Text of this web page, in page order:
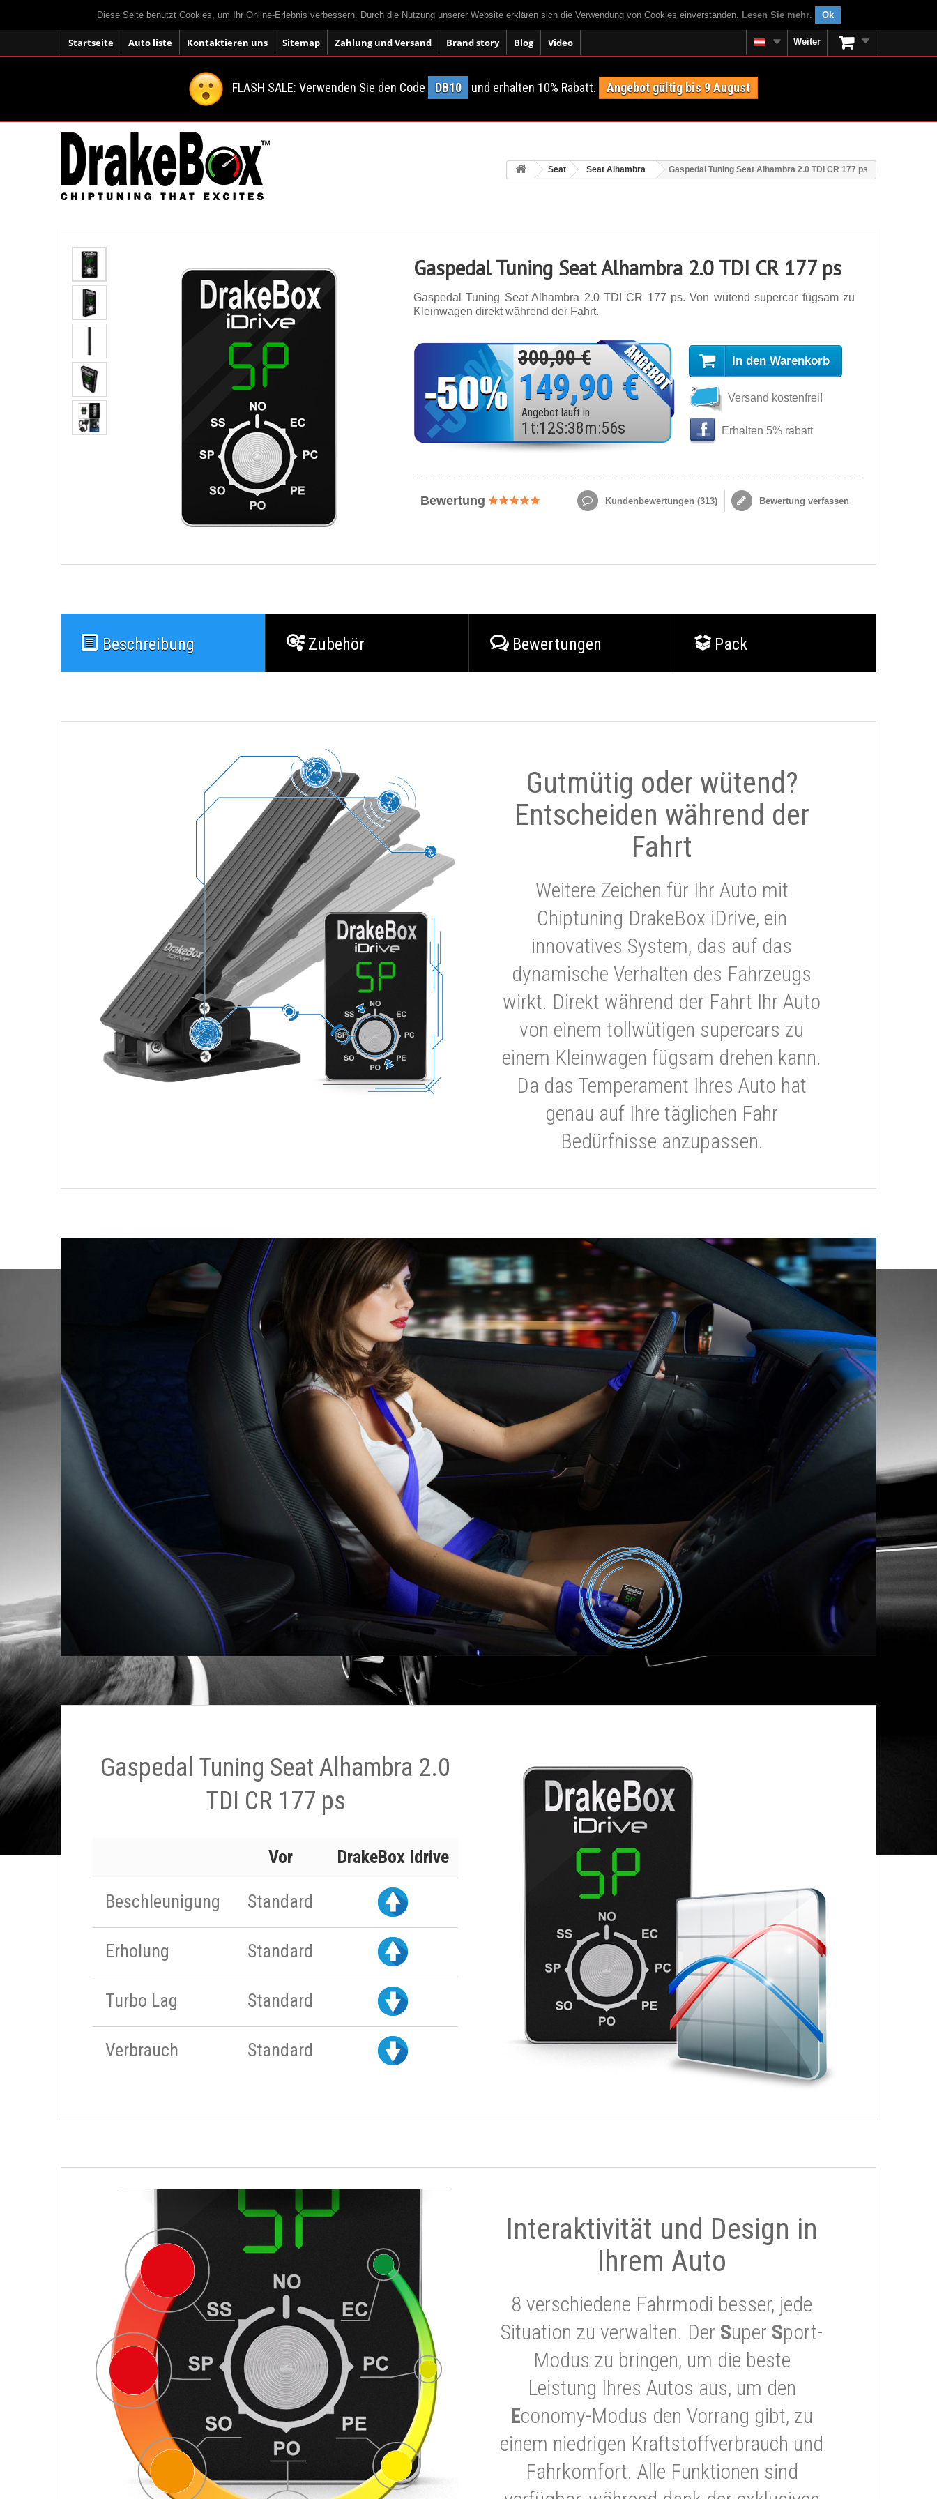
Diese Seite benutzt Cookies, um Ihr Online-Erlebnis verbessern. Durch die Nutzung unserer Website erklären sich die Verwendung von Cookies einverstanden. Lesen Sie mehr. Ok
Startseite Auto liste Kontaktieren uns Sitemap Zahlung und Versand Brand story Blog Video Weiter
FLASH SALE: Verwenden Sie den Code DB10 und erhalten 10% Rabatt. Angebot gültig bis 9 August
Seat Seat Alhambra Gaspedal Tuning Seat Alhambra 2.0 TDI CR 177 ps
Gaspedal Tuning Seat Alhambra 2.0 TDI CR 177 ps
Gaspedal Tuning Seat Alhambra 2.0 TDI CR 177 ps. Von wütend supercar fügsam zu
Kleinwagen direkt während der Fahrt.
300,00 €
149,90 €
Angebot läuft in
1 t:12S:38m:54s
In den Warenkorb
Versand kostenfrei!
Erhalten 5% rabatt
Bewertung Kundenbewertungen (313) Bewertung verfassen
Beschreibung Zubehör Bewertungen Pack
Gutmütig oder wütend?
Entscheiden während der
Fahrt
Weitere Zeichen für Ihr Auto mit
Chiptuning DrakeBox iDrive, ein
innovatives System, das auf das
dynamische Verhalten des Fahrzeugs
wirkt. Direkt während der Fahrt Ihr Auto
von einem tollwütigen supercars zu
einem Kleinwagen fügsam drehen kann.
Da das Temperament Ihres Auto hat
genau auf Ihre täglichen Fahr
Bedürfnisse anzupassen.
Gaspedal Tuning Seat Alhambra 2.0
TDI CR 177 ps
Vor DrakeBox Idrive
Beschleunigung Standard
Erholung Standard
Turbo Lag Standard
Verbrauch Standard
Interaktivität und Design in
Ihrem Auto
8 verschiedene Fahrmodi besser, jede
Situation zu verwalten. Der Super Sport-
Modus zu bringen, um die beste
Leistung Ihres Autos aus, um den
Economy-Modus den Vorrang gibt, zu
einem niedrigen Kraftstoffverbrauch und
Fahrkomfort. Alle Funktionen sind